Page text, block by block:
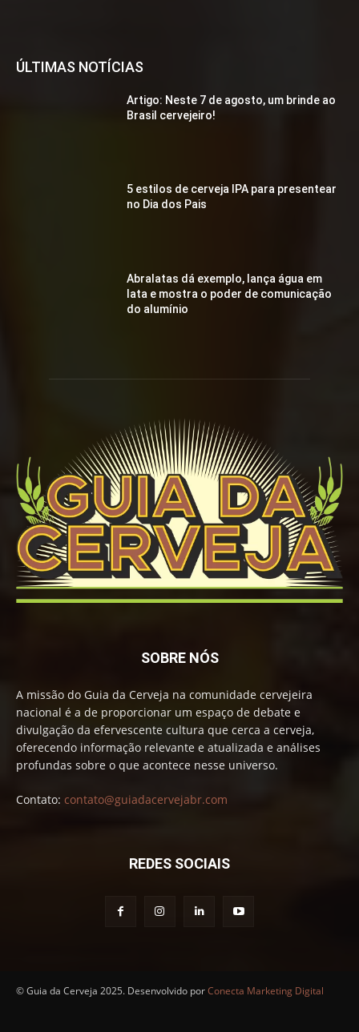
ÚLTIMAS NOTÍCIAS
Artigo: Neste 7 de agosto, um brinde ao
Brasil cervejeiro!
5 estilos de cerveja IPA para presentear
no Dia dos Pais
Abralatas dá exemplo, lança água em
lata e mostra o poder de comunicação
do alumínio
SOBRE NÓS
A missão do Guia da Cerveja na comunidade cervejeira
nacional é a de proporcionar um espaço de debate e
divulgação da efervescente cultura que cerca a cerveja,
oferecendo informação relevante e atualizada e análises
profundas sobre o que acontece nesse universo.
Contato: contato@guiadacervejabr.com
REDES SOCIAIS
© Guia da Cerveja 2025. Desenvolvido porConecta Marketing Digital